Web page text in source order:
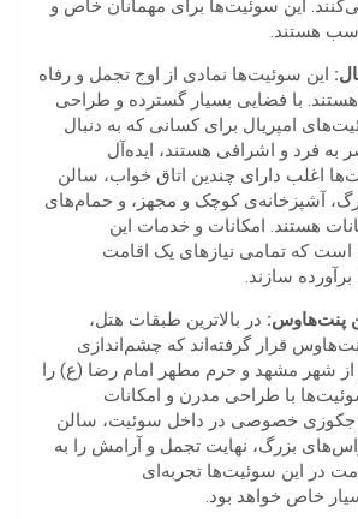
این سوئیت‌ها برای مهمانان خاص و
هستند.
این سوئیت‌ها نمادی از اوج تجمل و رفاه
با فضایی بسیار گسترده و طراحی
امپریال برای کسانی که به دنبال
به فرد و اشرافی هستند، ایده‌آل
اغلب دارای چندین اتاق خواب، سالن
آشپزخانه‌ی کوچک و مجهز، و حمام‌های
هستند. امکانات و خدمات این
است که تمامی نیازهای یک اقامت
سازند.
در بالاترین طبقات هتل،
قرار گرفته‌اند که چشم‌اندازی
از شهر مشهد و حرم مطهر امام رضا (ع) را
با طراحی مدرن و امکانات
جکوزی خصوصی در داخل سوئیت، سالن
بزرگ، نهایت تجمل و آرامش را به
در این سوئیت‌ها تجربه‌ای
خاص خواهد بود.